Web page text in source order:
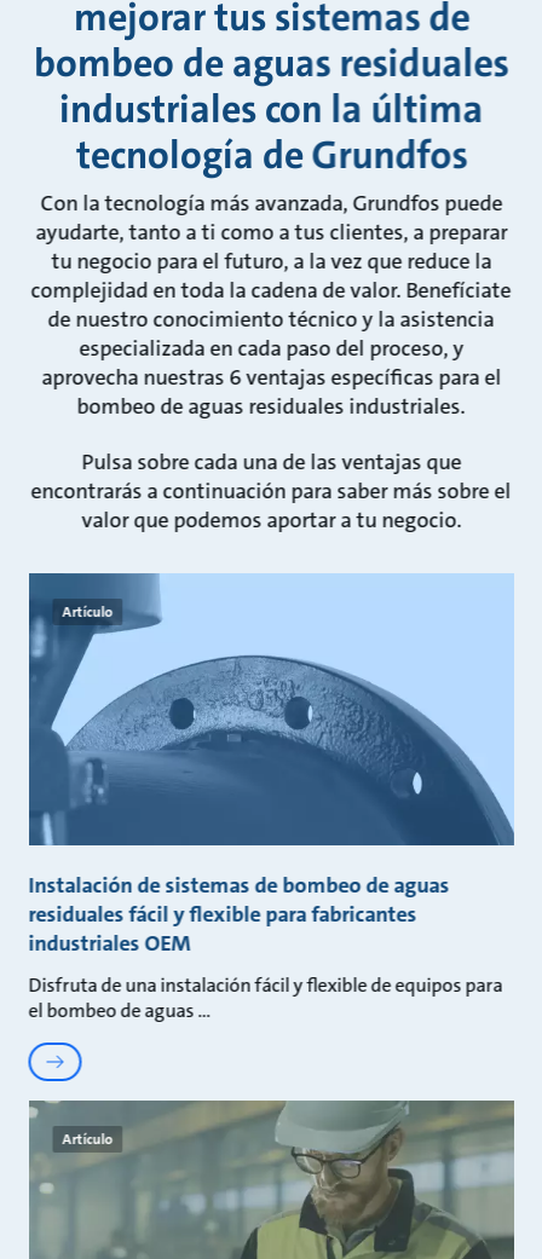
mejorar tus sistemas de
bombeo de aguas residuales
industriales con la última
tecnología de Grundfos
Con la tecnología más avanzada, Grundfos puede
ayudarte, tanto a ti como a tus clientes, a preparar
tu negocio para el futuro, a la vez que reduce la
complejidad en toda la cadena de valor. Benefíciate
de nuestro conocimiento técnico y la asistencia
especializada en cada paso del proceso, y
aprovecha nuestras 6 ventajas específicas para el
bombeo de aguas residuales industriales.
Pulsa sobre cada una de las ventajas que
encontrarás a continuación para saber más sobre el
valor que podemos aportar a tu negocio.
Artículo
Instalación de sistemas de bombeo de aguas
residuales fácil y flexible para fabricantes
industriales OEM
Disfruta de una instalación fácil y flexible de equipos para
el bombeo de aguas
Artículo